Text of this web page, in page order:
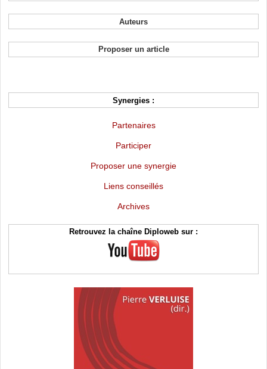
Auteurs
Proposer un article
Synergies :
Partenaires
Participer
Proposer une synergie
Liens conseillés
Archives
Retrouvez la chaîne Diploweb sur :